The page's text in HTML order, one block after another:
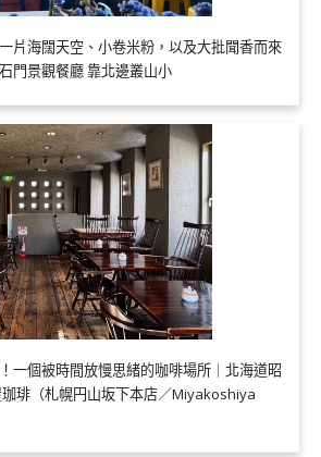
片海闊天空、小卷米粉，以及大批聞香而來
門景觀餐廳 靠北邊叢山小
一個被時間放慢思緒的咖啡場所｜北海道昭
琲（札幌円山坂下本店／Miyakoshiya